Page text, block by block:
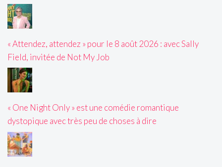
« Attendez, attendez » pour le 8 août 2026 : avec Sally
Field, invitée de Not My Job
« One Night Only » est une comédie romantique
dystopique avec très peu de choses à dire